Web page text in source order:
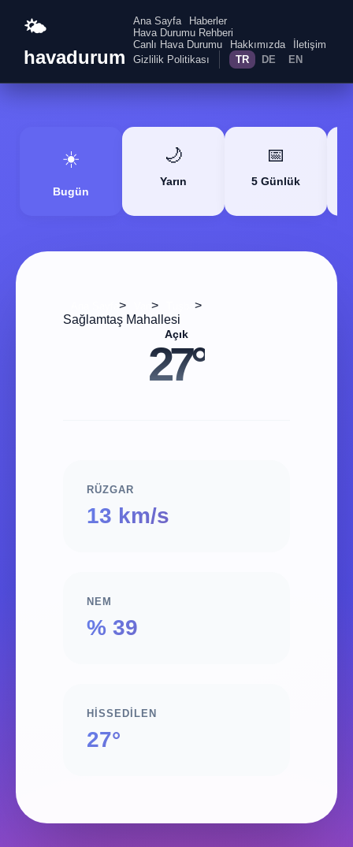
🌤️
havadurum
Ana Sayfa
Haberler
Hava Durumu Rehberi
Canlı Hava Durumu
Hakkımızda
İletişim
Gizlilik Politikası
TR DE EN
☀️
Bugün
🌙
Yarın
📅
5 Günlük
> >
>
Sağlamtaş Mahallesi
Açık
27°
RÜZGAR
13 km/s
NEM
% 39
HISSEDILEN
27°